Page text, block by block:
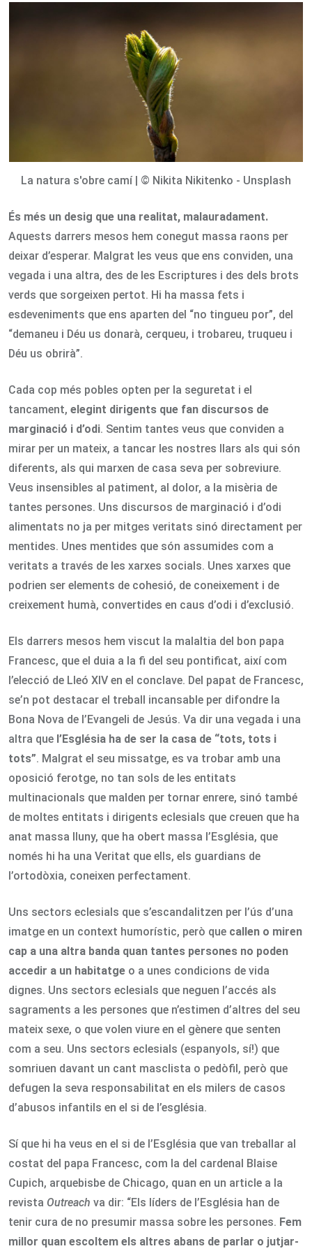
Email
La natura s'obre camí | © Nikita Nikitenko - Unsplash
És més un desig que una realitat, malauradament.
Aquests darrers mesos hem conegut massa raons per
deixar d’esperar. Malgrat les veus que ens conviden, una
vegada i una altra, des de les Escriptures i des dels brots
verds que sorgeixen pertot. Hi ha massa fets i
esdeveniments que ens aparten del “no tingueu por”, del
“demaneu i Déu us donarà, cerqueu, i trobareu, truqueu i
Déu us obrirà”.
Cada cop més pobles opten per la seguretat i el
tancament, elegint dirigents que fan discursos de
marginació i d’odi. Sentim tantes veus que conviden a
mirar per un mateix, a tancar les nostres llars als qui són
diferents, als qui marxen de casa seva per sobreviure.
Veus insensibles al patiment, al dolor, a la misèria de
tantes persones. Uns discursos de marginació i d’odi
alimentats no ja per mitges veritats sinó directament per
mentides. Unes mentides que són assumides com a
veritats a través de les xarxes socials. Unes xarxes que
podrien ser elements de cohesió, de coneixement i de
creixement humà, convertides en caus d’odi i d’exclusió.
Els darrers mesos hem viscut la malaltia del bon papa
Francesc, que el duia a la fi del seu pontificat, així com
l’elecció de Lleó XIV en el conclave. Del papat de Francesc,
se’n pot destacar el treball incansable per difondre la
Bona Nova de l’Evangeli de Jesús. Va dir una vegada i una
altra que l’Església ha de ser la casa de “tots, tots i
tots”. Malgrat el seu missatge, es va trobar amb una
oposició ferotge, no tan sols de les entitats
multinacionals que malden per tornar enrere, sinó també
de moltes entitats i dirigents eclesials que creuen que ha
anat massa lluny, que ha obert massa l’Església, que
només hi ha una Veritat que ells, els guardians de
l’ortodòxia, coneixen perfectament.
Uns sectors eclesials que s’escandalitzen per l’ús d’una
imatge en un context humorístic, però que callen o miren
cap a una altra banda quan tantes persones no poden
accedir a un habitatge o a unes condicions de vida
dignes. Uns sectors eclesials que neguen l’accés als
sagraments a les persones que n’estimen d’altres del seu
mateix sexe, o que volen viure en el gènere que senten
com a seu. Uns sectors eclesials (espanyols, sí!) que
somriuen davant un cant masclista o pedòfil, però que
defugen la seva responsabilitat en els milers de casos
d’abusos infantils en el si de l’església.
Sí que hi ha veus en el si de l’Església que van treballar al
costat del papa Francesc, com la del cardenal Blaise
Cupich, arquebisbe de Chicago, quan en un article a la
revista Outreach va dir: “Els líders de l’Església han de
tenir cura de no presumir massa sobre les persones. Fem
millor quan escoltem els altres abans de parlar o jutjar-